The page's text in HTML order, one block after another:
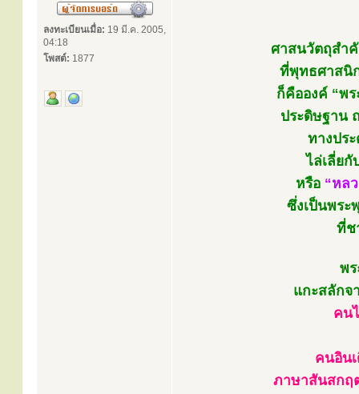
ลงทะเบียนเมื่อ: 19 มี.ค. 2005,
04:18
โพสต์: 1877
ศาสนวัตถุสำ
ที่พุทธศาสนิ
ก็คือองค์ “พ
ประดิษฐาน
ทางปร
ไล่เลี่ย
หรือ “หล
ซึ่งเป็นพระ
ที่ช
พ
แกะสลักจ
คน
คนอิน
ภาษาสันสกฤ